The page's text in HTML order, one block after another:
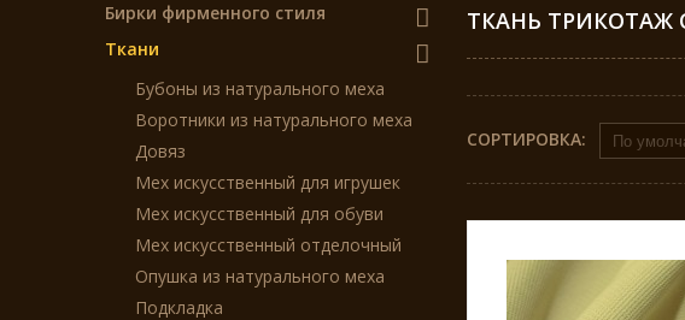
ТКАНЬ ТРИКОТАЖ
СОРТИРОВКА:
Бирки фирменного стиля
Ткани
Бубоны из натурального меха
Воротники из натурального меха
Довяз
Мех искусственный для игрушек
Мех искусственный для обуви
Мех искусственный отделочный
Опушка из натурального меха
Подкладка